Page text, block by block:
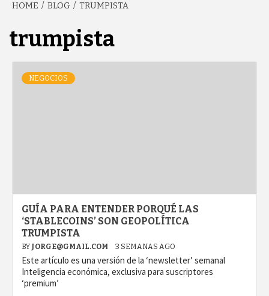
HOME BLOG TRUMPISTA
trumpista
NEGOCIOS
GUÍA PARA ENTENDER PORQUÉ LAS
‘STABLECOINS’ SON GEOPOLÍTICA
TRUMPISTA
BY JORGE@GMAIL.COM 3 SEMANAS AGO
Este artículo es una versión de la ‘newsletter’ semanal
Inteligencia económica, exclusiva para suscriptores
‘premium’